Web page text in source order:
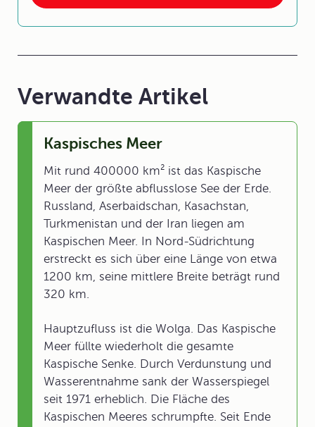
Verwandte Artikel
Kaspisches Meer
Mit rund 400000 km² ist das Kaspische
Meer der größte abflusslose See der Erde.
Russland, Aserbaidschan, Kasachstan,
Turkmenistan und der Iran liegen am
Kaspischen Meer. In Nord-Südrichtung
erstreckt es sich über eine Länge von etwa
1200 km, seine mittlere Breite beträgt rund
320 km.
Hauptzufluss ist die Wolga. Das Kaspische
Meer füllte wiederholt die gesamte
Kaspische Senke. Durch Verdunstung und
Wasserentnahme sank der Wasserspiegel
seit 1971 erheblich. Die Fläche des
Kaspischen Meeres schrumpfte. Seit Ende